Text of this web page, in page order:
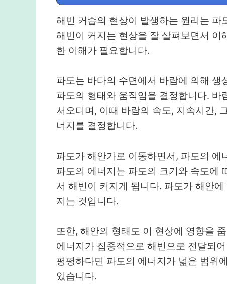
해빈 커습의 현상이 발생하는 원리는 파
해빈이 커지는 현상을 잘 살펴보면서 이
한 이해가 필요합니다.
파도는 바다의 수면에서 바람에 의해
파도의 형태와 움직임을 결정합니다.
서오디며, 이때 바람의 속도, 지속시간,
너지를 결정합니다.
파도가 해안가로 이동하면서, 파도의
파도의 에너지는 파도의 크기와 속도에
서 해빈이 커지게 됩니다. 파도가 해안
지는 것입니다.
또한, 해안의 형태도 이 현상에 영향을
에너지가 집중적으로 해빈으로 전달되
평평하다면 파도의 에너지가 넓은 범위
있습니다.